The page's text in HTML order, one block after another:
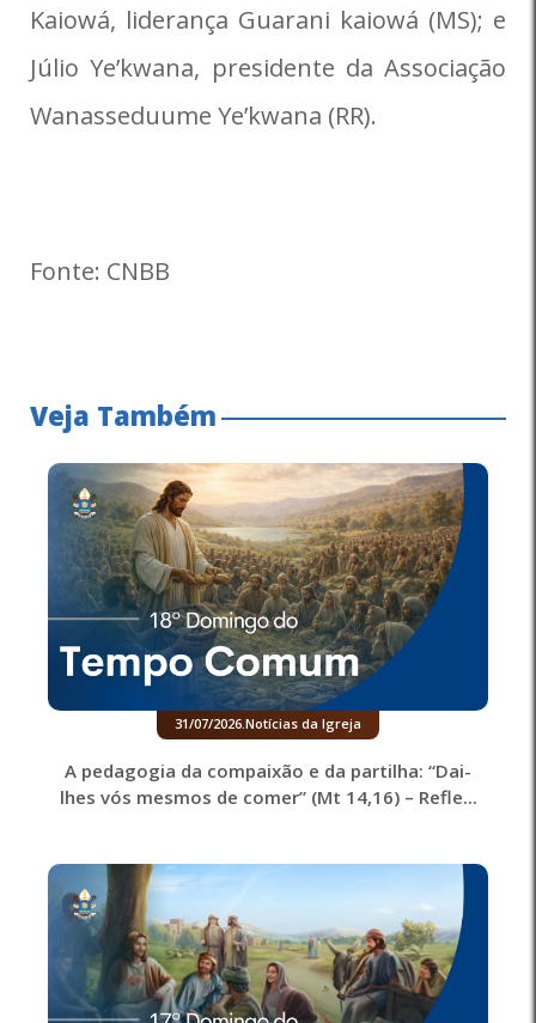
Kaiowá, liderança Guarani kaiowá (MS); e
Júlio Ye’kwana, presidente da Associação
Wanasseduume Ye’kwana (RR).
Fonte: CNBB
Veja Também
31/07/2026 Notícias da Igreja
A pedagogia da compaixão e da partilha: “Dai-
lhes vós mesmos de comer” (Mt 14,16) – Refle...